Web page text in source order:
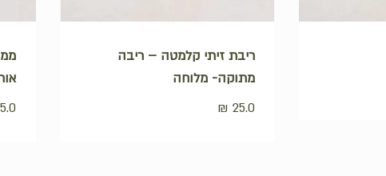
ריבת זיתי קלמטה – ריבה
מתוקה- מלוחה
₪ 25.0